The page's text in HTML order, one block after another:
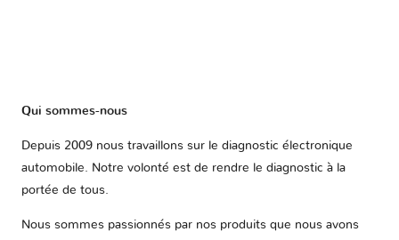
Qui sommes-nous
Depuis 2009 nous travaillons sur le diagnostic électronique
automobile. Notre volonté est de rendre le diagnostic à la
portée de tous.
Nous sommes passionnés par nos produits que nous avons